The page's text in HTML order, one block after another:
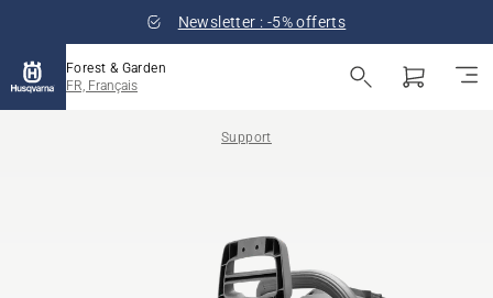
Newsletter : -5% offerts
Forest & Garden
FR, Français
Support